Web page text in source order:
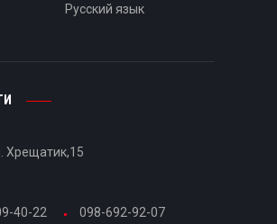
Русский язык
Хрещатик,15
40-22
098-692-92-07